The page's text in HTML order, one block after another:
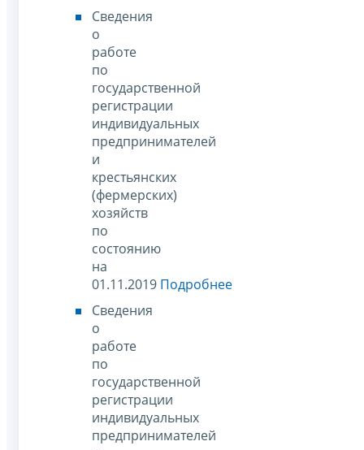
Сведения
о
работе
по
государственной
регистрации
индивидуальных
предпринимателей
и
крестьянских
(фермерских)
хозяйств
по
состоянию
на
01.11.2019 Подробнее
Сведения
о
работе
по
государственной
регистрации
индивидуальных
предпринимателей